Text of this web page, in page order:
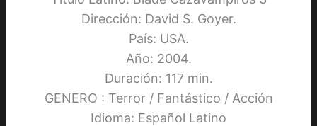
Dirección: David S. Goyer.
País: USA.
Año: 2004.
Duración: 117 min.
GENERO : Terror / Fantástico / Acción
Idioma: Español Latino